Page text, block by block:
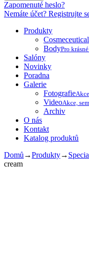
Zapomenuté heslo?
Nemáte účet? Registrujte
Produkty
Cosmeceutical
BodyPro
Salóny
Novinky
Poradna
Galerie
Fotografie
VideoAkce,
Archiv
O nás
Kontakt
Katalog produktů
Domů →Produkty→
cream